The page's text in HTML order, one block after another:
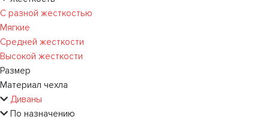
С разной жесткостью
Мягкие
Средней жесткости
Высокой жесткости
Размер
Материал чехла
Диваны
По назначению